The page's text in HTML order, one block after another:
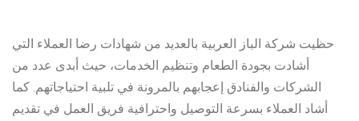
حظيت شركة الباز العربية بالعديد من شهادات رضا العملاء التي
أشادت بجودة الطعام وتنظيم الخدمات، حيث أبدى عدد من
الشركات والفنادق إعجابهم بالمرونة في تلبية احتياجاتهم. كما
أشاد العملاء بسرعة التوصيل واحترافية فريق العمل في تقديم